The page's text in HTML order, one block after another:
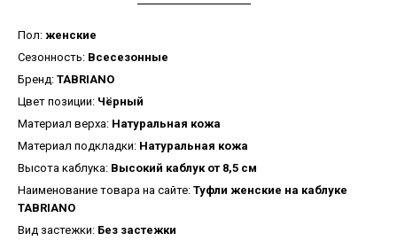
Пол: женские
Сезонность: Всесезонные
Бренд: TABRIANO
Цвет позиции: Чёрный
Материал верха: Натуральная кожа
Материал подкладки: Натуральная кожа
Высота каблука: Высокий каблук от 8,5 см
Наименование товара на сайте: Туфли женские на каблуке
TABRIANO
Вид застежки: Без застежки